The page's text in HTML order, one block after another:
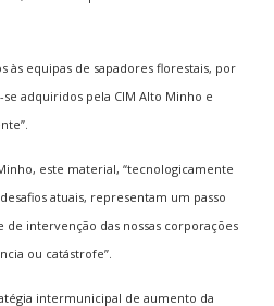
às equipas de sapadores florestais, por
adquiridos pela CIM Alto Minho e
este material, “tecnologicamente
atuais, representam um passo
intervenção das nossas corporações
ou catástrofe”.
intermunicipal de aumento da